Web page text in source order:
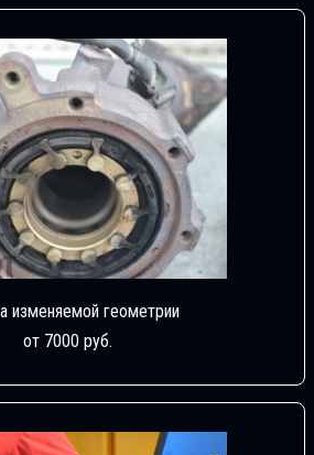
изменяемой геометрии
от 7000 руб.